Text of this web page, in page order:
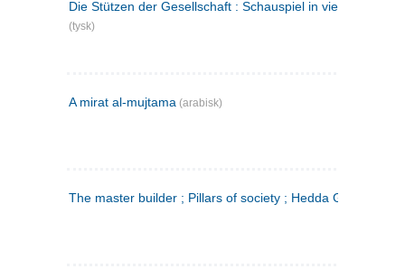
Die Stützen der Gesellschaft : Schauspiel in vier Aufzügen
(tysk)
A mirat al-mujtama (arabisk)
The master builder ; Pillars of society ; Hedda Gabler